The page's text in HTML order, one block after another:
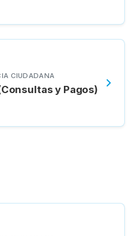
CIUDADANA
y Pagos)